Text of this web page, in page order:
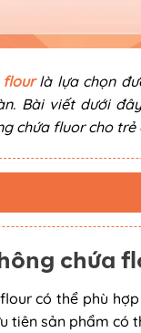
là lựa chọn
Bài viết dưới
chứa fluor cho
chứa
có thể phù
tiên sản phẩm có